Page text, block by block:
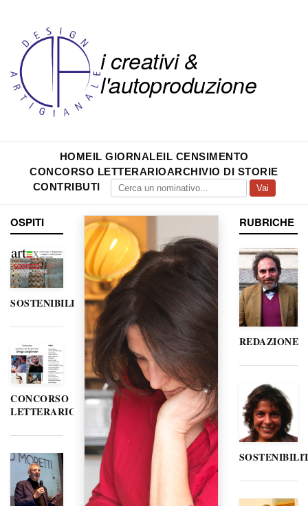
i creativi &
l'autoproduzione
HOMEIL GIORNALEIL CENSIMENTO
CONCORSO LETTERARIOARCHIVIO DI STORIE
CONTRIBUTI
Vai
OSPITI
SOSTENIBILITÀ
CONCORSO
LETTERARIO
RUBRICHE
REDAZIONE